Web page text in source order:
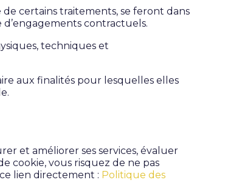
certains traitements, se feront dans
contractuels.
techniques et
aux finalités pour lesquelles elles
et améliorer ses services, évaluer
cookie, vous risquez de ne pas
lien directement : Politique des